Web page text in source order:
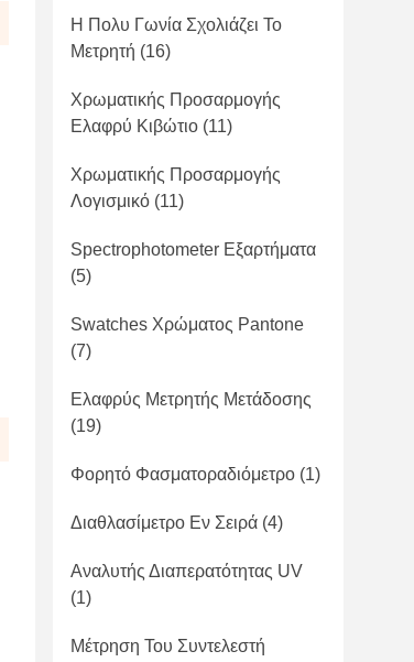
Η Πολυ Γωνία Σχολιάζει Το
Μετρητή (16)
Χρωματικής Προσαρμογής
Ελαφρύ Κιβώτιο (11)
Χρωματικής Προσαρμογής
Λογισμικό (11)
Spectrophotometer Εξαρτήματα
(5)
Swatches Χρώματος Pantone
(7)
Ελαφρύς Μετρητής Μετάδοσης
(19)
Φορητό Φασματοραδιόμετρο (1)
Διαθλασίμετρο Εν Σειρά (4)
Αναλυτής Διαπερατότητας UV
(1)
Μέτρηση Του Συντελεστή